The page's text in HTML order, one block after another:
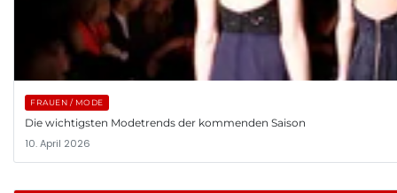
FRAUEN / MODE
Die wichtigsten Modetrends der kommenden Saison
10. April 2026